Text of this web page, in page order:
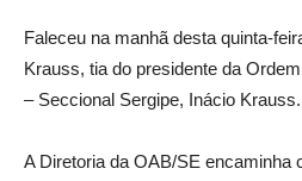
Faleceu na manhã desta quinta-
Krauss, tia do presidente da
– Seccional Sergipe, Inácio Krauss.
A Diretoria da OAB/SE encaminha